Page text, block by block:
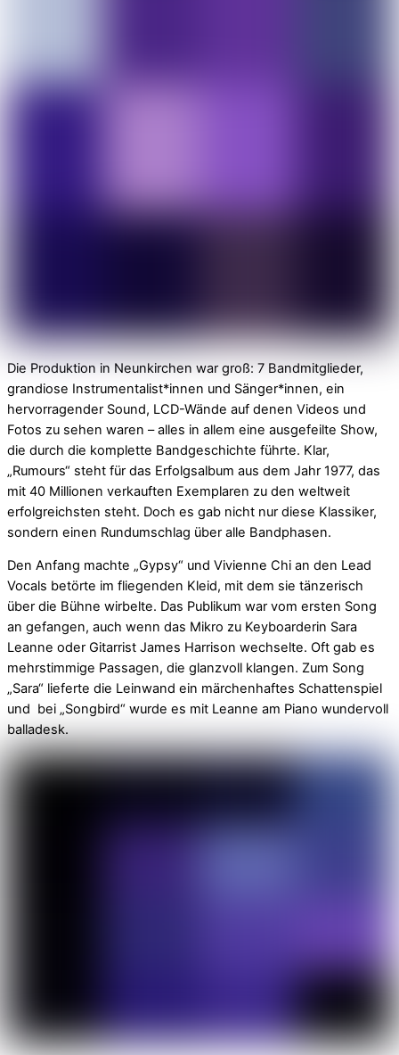
Die Produktion in Neunkirchen war groß: 7 Bandmitglieder,
grandiose Instrumentalist*innen und Sänger*innen, ein
hervorragender Sound, LCD-Wände auf denen Videos und
Fotos zu sehen waren – alles in allem eine ausgefeilte Show,
die durch die komplette Bandgeschichte führte. Klar,
„Rumours“ steht für das Erfolgsalbum aus dem Jahr 1977, das
mit 40 Millionen verkauften Exemplaren zu den weltweit
erfolgreichsten steht. Doch es gab nicht nur diese Klassiker,
sondern einen Rundumschlag über alle Bandphasen.
Den Anfang machte „Gypsy“ und Vivienne Chi an den Lead
Vocals betörte im fliegenden Kleid, mit dem sie tänzerisch
über die Bühne wirbelte. Das Publikum war vom ersten Song
an gefangen, auch wenn das Mikro zu Keyboarderin Sara
Leanne oder Gitarrist James Harrison wechselte. Oft gab es
mehrstimmige Passagen, die glanzvoll klangen. Zum Song
„Sara“ lieferte die Leinwand ein märchenhaftes Schattenspiel
und bei „Songbird“ wurde es mit Leanne am Piano wundervoll
balladesk.